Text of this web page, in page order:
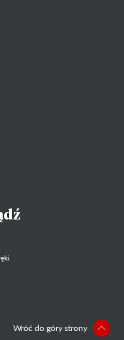
Wróć do góry strony